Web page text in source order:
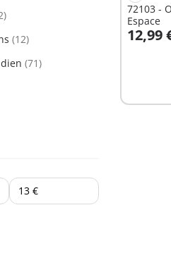
(12)
(71)
72103 -
Espace
12,99
Au